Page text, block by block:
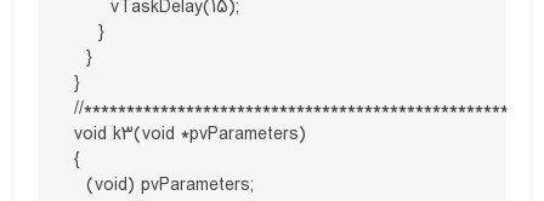
      vTaskDelay(15);
    }
  }
}
//
void k3(void *pvParameters)
{
  (void) pvParameters;